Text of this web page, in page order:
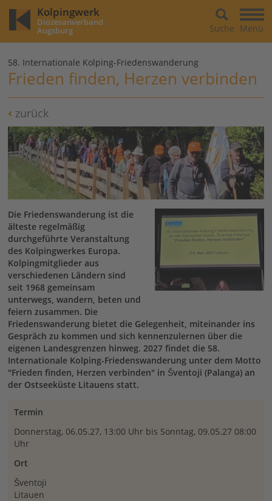
Kolpingwerk
Diözesanverband
Augsburg Menü
Suche
58. Internationale Kolping-Friedenswanderung
Frieden finden, Herzen verbinden
zurück
Die Friedenswanderung ist die
älteste regelmäßig
durchgeführte Veranstaltung
des Kolpingwerkes Europa.
Kolpingmitglieder aus
verschiedenen Ländern sind
seit 1968 gemeinsam
unterwegs, wandern, beten und
feiern zusammen. Die
Friedenswanderung bietet die Gelegenheit, miteinander ins
Gespräch zu kommen und sich kennenzulernen über die
eigenen Landesgrenzen hinweg. 2027 findet die 58.
Internationale Kolping-Friedenswanderung unter dem Motto
"Frieden finden, Herzen verbinden" in Šventoji (Palanga) an
der Ostseeküste Litauens statt.
Termin
Donnerstag, 06.05.27, 13:00 Uhr bis Sonntag, 09.05.27 08:00
Uhr
Ort
Šventoji
Litauen